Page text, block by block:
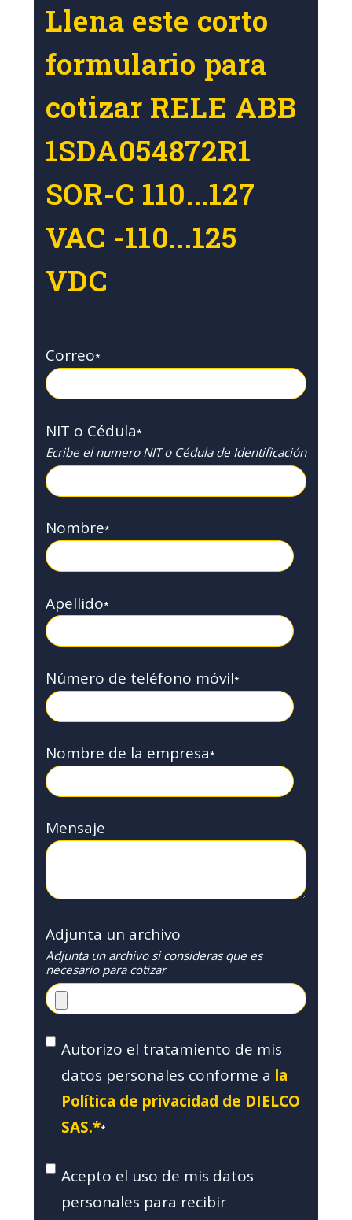
Llena este corto
formulario para
cotizar RELE ABB
1SDA054872R1
SOR-C 110...127
VAC -110...125
VDC
Correo*
NIT o Cédula*
Ecribe el numero NIT o Cédula de Identificación
Nombre*
Apellido*
Número de teléfono móvil*
Nombre de la empresa*
Mensaje
Adjunta un archivo
Adjunta un archivo si consideras que es
necesario para cotizar
Autorizo el tratamiento de mis
datos personales conforme a la
Política de privacidad de DIELCO
SAS.**
Acepto el uso de mis datos
personales para recibir